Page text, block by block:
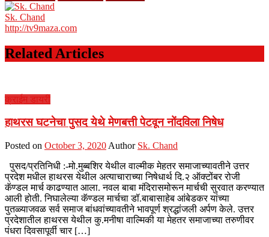
Sk. Chand
http://tv9maza.com
Related Articles
क्राईम डायरी
हाथरस घटनेचा पुसद येथे मेणबत्ती पेटवून नोंदविला निषेध
Posted on October 3, 2020 Author Sk. Chand
पुसद/प्रतिनिधी :-मो.मुब्बशिर येथील वाल्मीक मेहतर समाजाच्यावतीने उत्तर
प्रदेश मधील हाथरस येथील अत्याचाराच्या निषेधार्थ दि.२ ऑक्टोंबर रोजी
कॅण्डल मार्च काढण्यात आला. नवल बाबा मंदिरासमोरून मार्चची सुरवात करण्यात
आली होती. निघालेल्या कॅण्डल मार्चचा डॉ.बाबासाहेब आंबेडकर यांच्या
पुतळ्याजवळ सर्व समाज बांधवांच्यावतीने भावपूर्ण श्रद्धांजली अर्पण केले. उत्तर
प्रदेशातील हाथरस येथील कु.मनीषा वाल्मिकी या मेहतर समाजाच्या तरुणीवर
पंधरा दिवसापूर्वी चार […]